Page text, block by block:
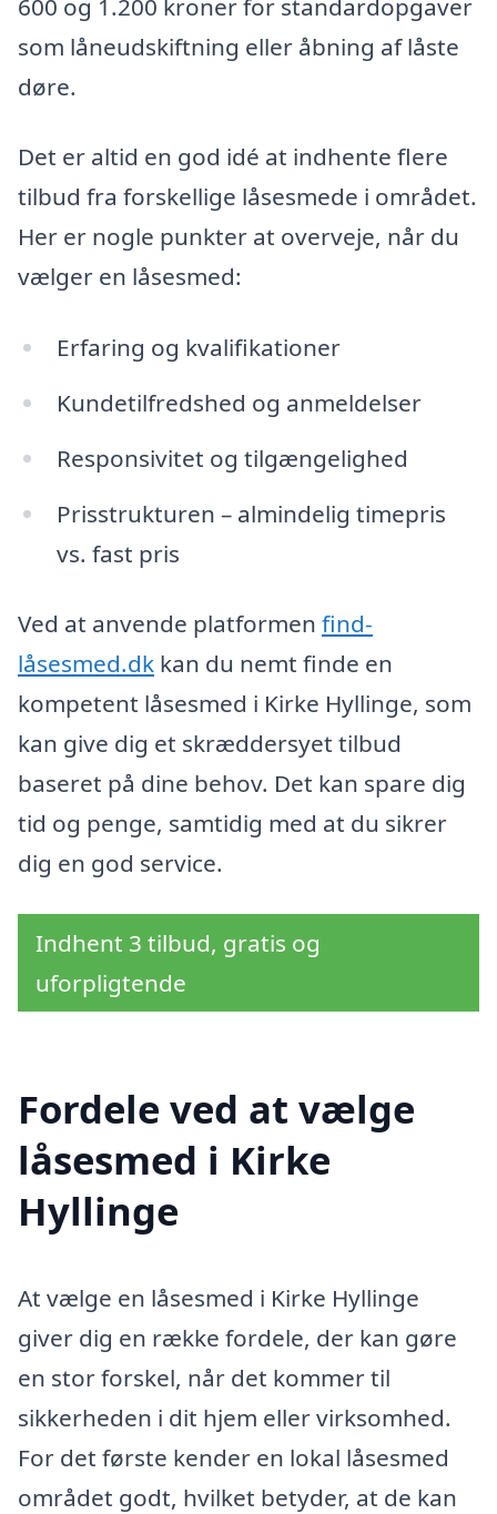
600 og 1.200 kroner for standardopgaver
som låneudskiftning eller åbning af låste
døre.
Det er altid en god idé at indhente flere
tilbud fra forskellige låsesmede i området.
Her er nogle punkter at overveje, når du
vælger en låsesmed:
Erfaring og kvalifikationer
Kundetilfredshed og anmeldelser
Responsivitet og tilgængelighed
Prisstrukturen – almindelig timepris
vs. fast pris
Ved at anvende platformen find-
låsesmed.dk kan du nemt finde en
kompetent låsesmed i Kirke Hyllinge, som
kan give dig et skræddersyet tilbud
baseret på dine behov. Det kan spare dig
tid og penge, samtidig med at du sikrer
dig en god service.
Indhent 3 tilbud, gratis og
uforpligtende
Fordele ved at vælge
låsesmed i Kirke
Hyllinge
At vælge en låsesmed i Kirke Hyllinge
giver dig en række fordele, der kan gøre
en stor forskel, når det kommer til
sikkerheden i dit hjem eller virksomhed.
For det første kender en lokal låsesmed
området godt, hvilket betyder, at de kan